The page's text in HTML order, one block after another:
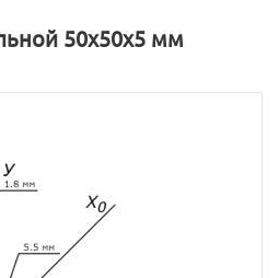
50х50х5 мм